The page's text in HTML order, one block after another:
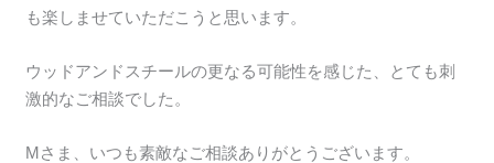
も楽しませていただこうと思います。
ウッドアンドスチールの更なる可能性を感じた、とても刺
激的なご相談でした。
Mさま、いつも素敵なご相談ありがとうございます。